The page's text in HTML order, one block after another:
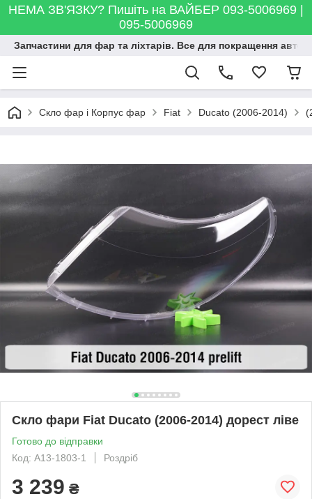
НЕМА ЗВ'ЯЗКУ? Пишіть на ВАЙБЕР 093-5006969 |
095-5006969
Запчастини для фар та ліхтарів. Все для покращення
Скло фар і Корпус фар Fiat Ducato (2006-2014)
Скло фари Fiat Ducato (2006-2014) дорест ліве
Готово до відправки
Код: A13-1803-1
Роздріб
3 239 ₴